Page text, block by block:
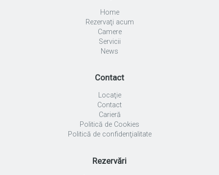
Home
Rezervaţi acum
Camere
Servicii
News
Contact
Locaţie
Contact
Carieră
Politică de Cookies
Politică de confidenţialitate
Rezervări